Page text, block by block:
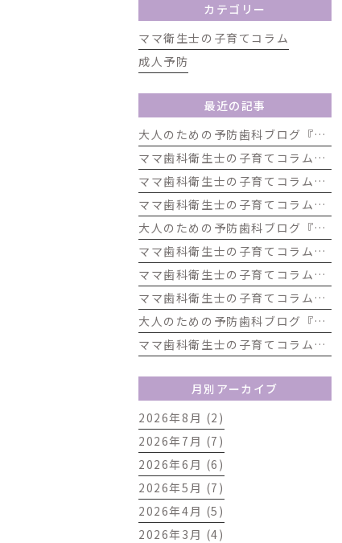
カテゴリー
ママ衛生士の子育てコラム
成人予防
最近の記事
大人のための予防歯科ブログ『歯ブラシの種類と特徴』
ママ歯科衛生士の子育てコラム『夏休みだよ！きみの歯は大丈夫？「むし歯ゼロ」大作戦』
ママ歯科衛生士の子育てコラム『アイスがしみる！それ、虫歯じゃないかも？子どもの知覚過敏について』
ママ歯科衛生士の子育てコラム『お口の発達は「生きる力」歯科から考える子どもの発達』
大人のための予防歯科ブログ『飲料水と虫歯の関係』
ママ歯科衛生士の子育てコラム『夏休みまであと少し！歯をピカピカにして楽しい夏を迎えよう』
ママ歯科衛生士の子育てコラム『夏休み前に気をつけたい！お子さんのお口の健康チェック』
ママ歯科衛生士の子育てコラム『根菜類を食べよう！歯科の視点から見た根菜のうれしい効果』
大人のための予防歯科ブログ『歯磨きのタイミング』
ママ歯科衛生士の子育てコラム『6月は「歯と発達」を見直すチャンス！』
月別アーカイブ
2026年8月 (2)
2026年7月 (7)
2026年6月 (6)
2026年5月 (7)
2026年4月 (5)
2026年3月 (4)